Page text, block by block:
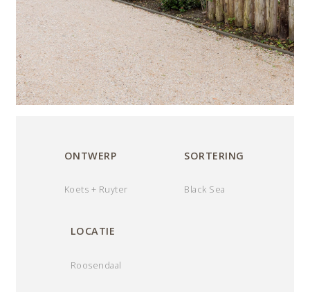
ONTWERP
Koets + Ruyter
SORTERING
Black Sea
LOCATIE
Roosendaal